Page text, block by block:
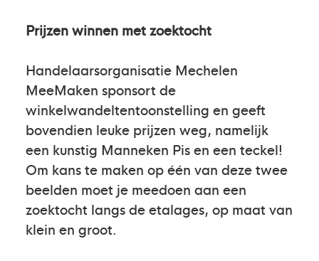
Prijzen winnen met zoektocht
Handelaarsorganisatie Mechelen
MeeMaken sponsort de
winkelwandeltentoonstelling en geeft
bovendien leuke prijzen weg, namelijk
een kunstig Manneken Pis en een teckel!
Om kans te maken op één van deze twee
beelden moet je meedoen aan een
zoektocht langs de etalages, op maat van
klein en groot.